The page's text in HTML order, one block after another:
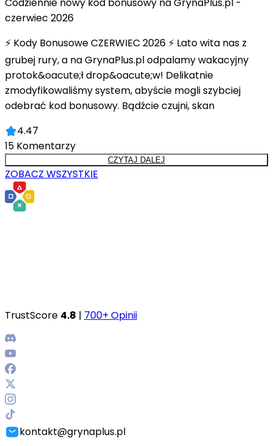
Codziennie nowy kod bonusowy na GrynaPlus.pl -
czerwiec 2026
⚡ Kody Bonusowe CZERWIEC 2026 ⚡ Lato wita nas z
grubej rury, a na GrynaPlus.pl odpalamy wakacyjny
protok&oacute;ł drop&oacute;w! Delikatnie
zmodyfikowaliśmy system, abyście mogli szybciej
odebrać kod bonusowy. Bądźcie czujni, skan
4.47
15 Komentarzy
CZYTAJ DALEJ
ZOBACZ WSZYSTKIE
TrustScore 4.8 | 700+ Opinii
kontakt@grynaplus.pl